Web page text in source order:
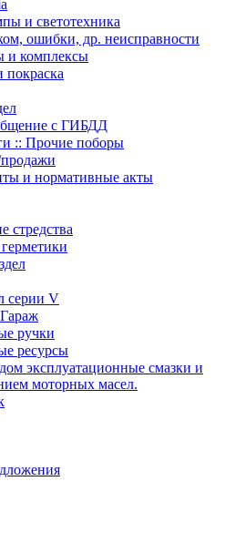
и светотехника
ошибки, др. неисправности
комплексы
с ГИБДД
:: Прочие поборы
и нормативные акты
серии V
ручки
ресурсы
эксплуатационные смазки и
моторных масел.